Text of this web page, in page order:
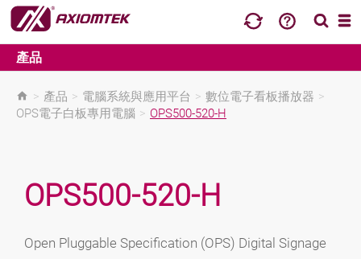
產品
> 產品 > 電腦系統與應用平台 > 數位電子看板播放器 >
OPS電子白板專用電腦 > OPS500-520-H
OPS500-520-H
Open Pluggable Specification (OPS) Digital Signage